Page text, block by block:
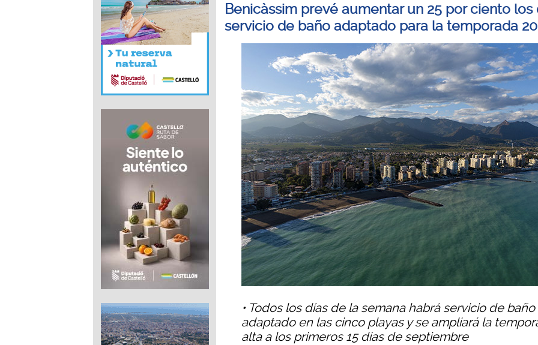
Benicàssim prevé aumentar un 25 por ciento los
servicio de baño adaptado para la temporada
• Todos los días de la semana habrá servicio de baño
adaptado en las cinco playas y se ampliará la
alta a los primeros 15 días de septiembre